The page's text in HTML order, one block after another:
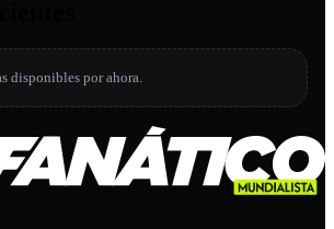
disponibles por ahora.